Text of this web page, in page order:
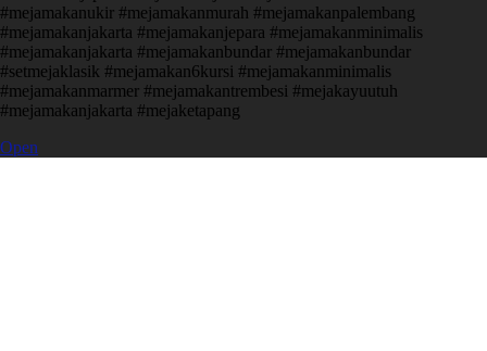
#mejamakanukir #mejamakanmurah #mejamakanpalembang
#mejamakanjakarta #mejamakanjepara #mejamakanminimalis
#mejamakanjakarta #mejamakanbundar #mejamakanbundar
#setmejaklasik #mejamakan6kursi #mejamakanminimalis
#mejamakanmarmer #mejamakantrembesi #mejakayuutuh
#mejamakanjakarta #mejaketapang
Open